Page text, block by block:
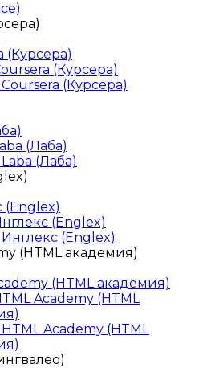
(Курсера)
(Курсера)
(Курсера)
(Лаба)
(Лаба)
(Englex)
(Englex)
(Englex)
(HTML академия)
(HTML академия)
Academy (HTML
Academy (HTML